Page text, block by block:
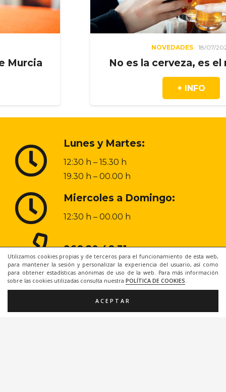
Utilizamos cookies propias y de terceros para el funcionamiento de esta web,
para mantener la sesión y personalizar la experiencia del usuario, así como
para obtener estadísticas anónimas de uso de la web. Para más información
sobre las cookies utilizadas consulta nuestra POLÍTICA DE COOKIES.
ACEPTAR
18/07/2026
No es la cerveza, es el
Lunes y Martes:
12:30 h – 15.30 h
19.30 h – 00.00 h
Miercoles a Domingo:
12:30 h – 00.00 h
968 20 48 31